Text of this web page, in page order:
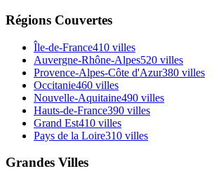
Régions Couvertes
Île-de-France410 villes
Auvergne-Rhône-Alpes520 villes
Provence-Alpes-Côte d'Azur380 villes
Occitanie460 villes
Nouvelle-Aquitaine490 villes
Hauts-de-France390 villes
Grand Est410 villes
Pays de la Loire310 villes
Grandes Villes